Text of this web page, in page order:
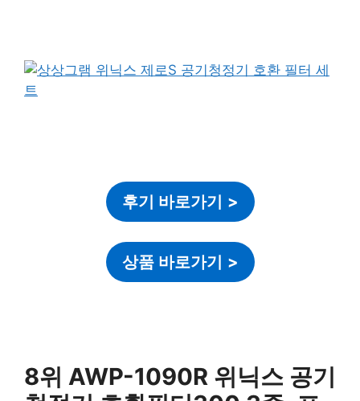
후기 바로가기 >
상품 바로가기 >
8위 AWP-1090R 위닉스 공기